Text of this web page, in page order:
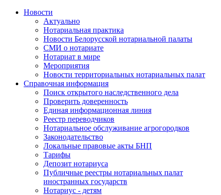
Новости
Актуально
Нотариальная практика
Новости Белорусской нотариальной палаты
СМИ о нотариате
Нотариат в мире
Мероприятия
Новости территориальных нотариальных палат
Справочная информация
Поиск открытого наследственного дела
Проверить доверенность
Единая информационная линия
Реестр переводчиков
Нотариальное обслуживание агрогородков
Законодательство
Локальные правовые акты БНП
Тарифы
Депозит нотариуса
Публичные реестры нотариальных палат
иностранных государств
Нотариус - детям